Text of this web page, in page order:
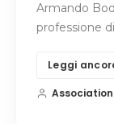
Armando
professione
Leggi
Association